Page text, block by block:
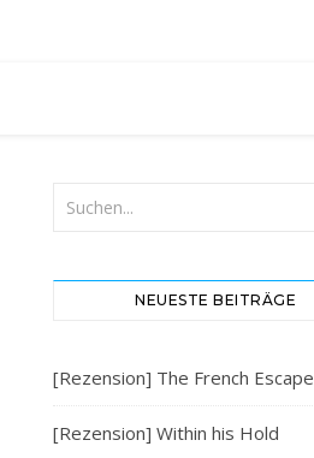
NEUESTE BEITRÄGE
[Rezension] The French Escape
[Rezension] Within his Hold